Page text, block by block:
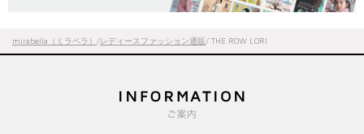
mirabella（ミラベラ） /レディースファッション通販 / THE ROW LORI